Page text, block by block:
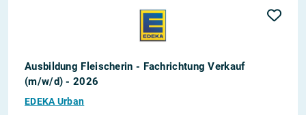
Ausbildung Fleischerin - Fachrichtung Verkauf
(m/w/d) - 2026
EDEKA Urban